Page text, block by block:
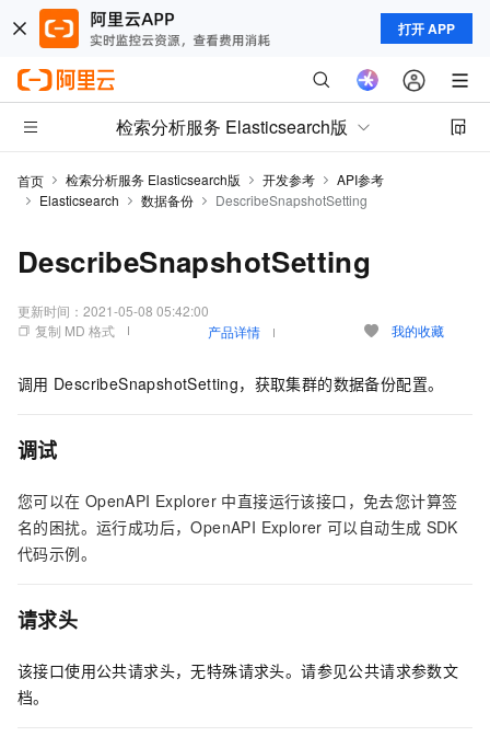
打开 APP
检索分析服务 Elasticsearch版
首页 检索分析服务 Elasticsearch版 开发参考
API参考
Elasticsearch
数据备份 DescribeSnapshotSetting
DescribeSnapshotSetting
更新时间： 2021-05-08 05:42:00
复制 MD 格式
产品详情 我的收藏
调用 DescribeSnapshotSetting，获取集群的数据备份配置。
调试
您可以在 OpenAPI Explorer 中直接运行该接口，免去您计算签
名的困扰。运行成功后，OpenAPI Explorer 可以自动生成 SDK
代码示例。
请求头
该接口使用公共请求头，无特殊请求头。请参见公共请求参数文
档。